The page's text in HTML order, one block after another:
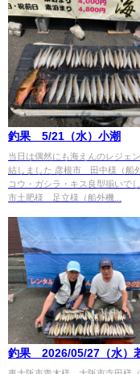
釣果 5/21（水）小潮
当日は偶然にも海えんのレジェ
結しました 彦根市 田中様（船
コウ・ガシラ・キス良型揃いで
市土肥様 足立様（船外機...
釣果 2026/05/27（水）